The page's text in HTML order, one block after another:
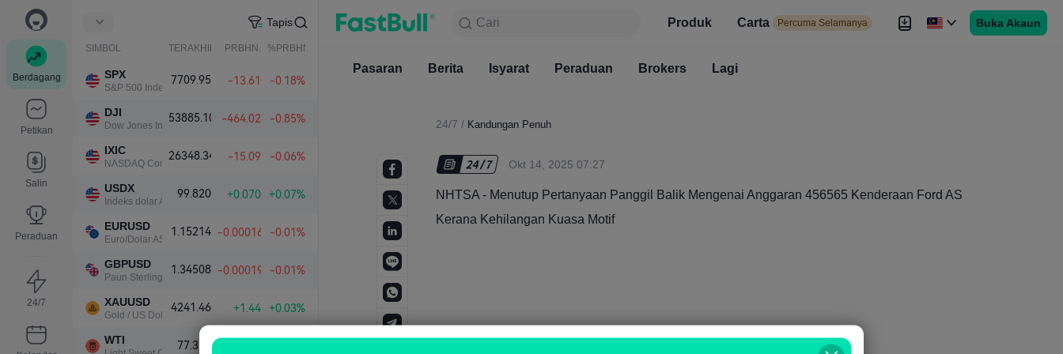
Berdagang
Petikan
Salin
Peraduan
24/7
Tapis
SIMBOL TERAKHIR PRBHN. %PRBHN.
SPX
S&P 500 Index
7709.95 -13.61 -0.18%
DJI
Dow Jones Industrial Average
53885.10 -464.02 -0.85%
IXIC
NASDAQ Composite Index
26348.34 -15.09 -0.06%
USDX
Indeks dolar A.S.
99.820 +0.070 +0.07%
EURUSD
Euro/Dolar AS
1.15214 -0.00016 -0.01%
GBPUSD
Paun Sterling/Dolar AS
1.34508 -0.00019 -0.01%
XAUUSD
Gold / US Dollar
4241.46 +1.44 +0.03%
WTI 77.371
Cari Produk Carta Percuma Selamanya
Pasaran Berita Isyarat Peraduan
Buka Akaun
Cari
Percuma Selamanya
Pasaran Berita Isyarat Peraduan Brokers Lagi
24/7 / Kandungan Penuh
Okt 14, 2025 07:27
NHTSA - Menutup Pertanyaan Panggil Balik Mengenai Anggaran 456565 Kenderaan Ford AS
Kerana Kehilangan Kuasa Motif